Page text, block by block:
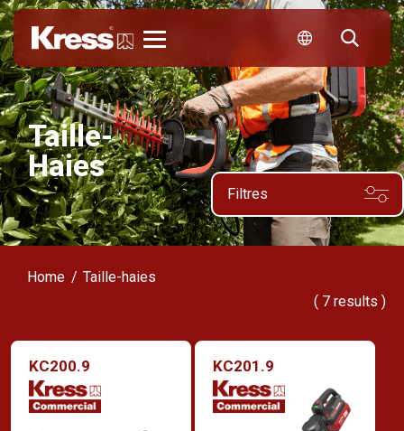
Taille-
Haies
Filtres
Home
Taille-haies
( 7 results )
KC200.9 KC201.9